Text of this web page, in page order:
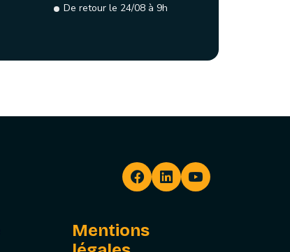
De retour le 24/08 à 9h
Mentions